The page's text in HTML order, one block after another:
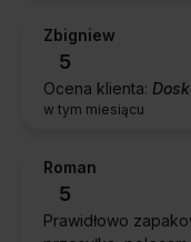
Zbigniew
5
Ocena klienta:
w tym miesiącu
Roman
5
Prawidłowo